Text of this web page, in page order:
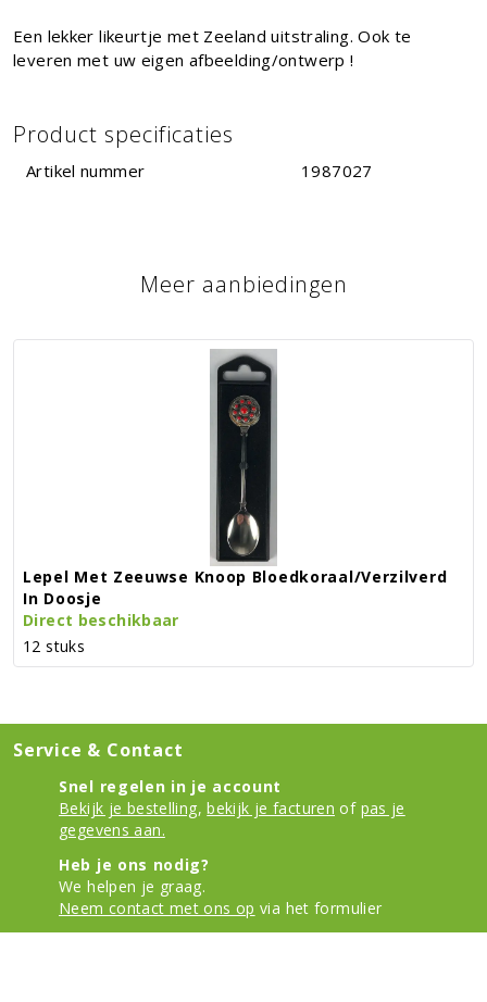
Een lekker likeurtje met Zeeland uitstraling. Ook te
leveren met uw eigen afbeelding/ontwerp !
Product specificaties
Artikel nummer 1987027
Meer aanbiedingen
Lepel Met Zeeuwse Knoop Bloedkoraal/verzilverd
In Doosje
Direct beschikbaar
12 stuks
Service & Contact
Snel regelen in je account
Bekijk je bestelling, bekijk je facturen of pas je
gegevens aan.
Heb je ons nodig?
We helpen je graag.
Neem contact met ons op via het formulier